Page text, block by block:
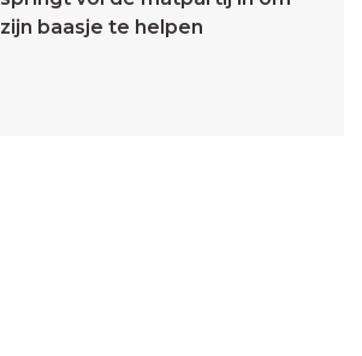
zijn baasje te helpen